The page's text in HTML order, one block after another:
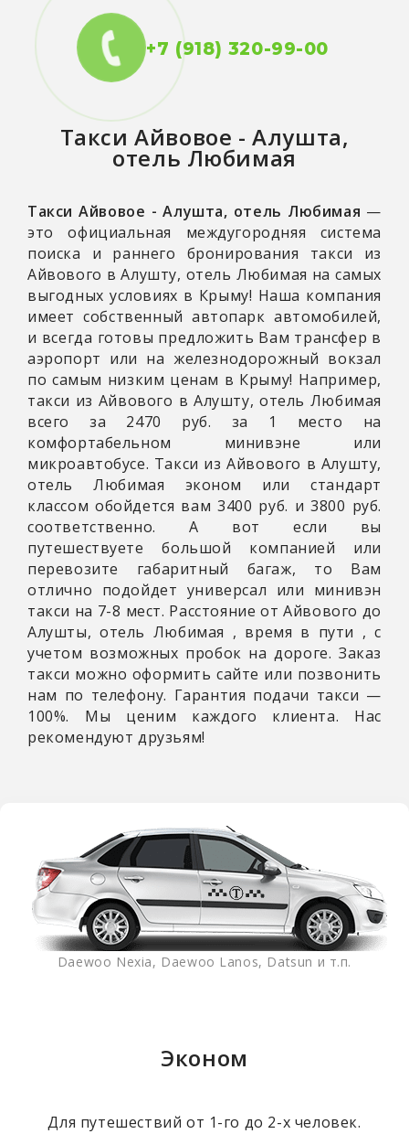
+7 (918) 320-99-00
ТаксиАйвовое - Алушта,
отель Любимая
Такси Айвовое - Алушта, отель Любимая —
это официальная междугородняя система
поиска и раннего бронирования такси из
Айвового в Алушту, отель Любимая на самых
выгодных условиях в Крыму! Наша компания
имеет собственный автопарк автомобилей,
и всегда готовы предложить Вам трансфер в
аэропорт или на железнодорожный вокзал
по самым низким ценам в Крыму! Например,
такси из Айвового в Алушту, отель Любимая
всего за 2470 руб. за 1 место на
комфортабельном минивэне или
микроавтобусе. Такси из Айвового в Алушту,
отель Любимая эконом или стандарт
классом обойдется вам 3400 руб. и 3800 руб.
соответственно. А вот если вы
путешествуете большой компанией или
перевозите габаритный багаж, то Вам
отлично подойдет универсал или минивэн
такси на 7-8 мест. Расстояние от Айвового до
Алушты, отель Любимая , время в пути , с
учетом возможных пробок на дороге. Заказ
такси можно оформить сайте или позвонить
нам по телефону. Гарантия подачи такси —
100%. Мы ценим каждого клиента. Нас
рекомендуют друзьям!
Daewoo Nexia, Daewoo Lanos, Datsun и т.п.
Эконом
Для путешествий от 1-го до 2-х человек.